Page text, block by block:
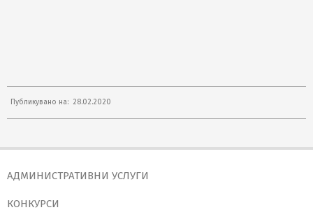
Публикувано на: 28.02.2020
АДМИНИСТРАТИВНИ УСЛУГИ
КОНКУРСИ